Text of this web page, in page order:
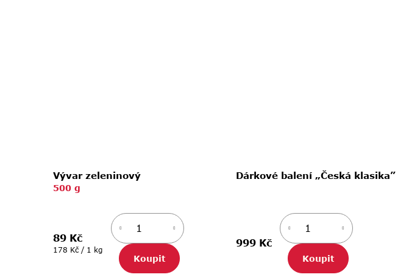
Vývar zeleninový
500 g
89 Kč
Měrná
178 Kč / 1 kg
Koupit
Dárkové balení „Česká klasika”
999 Kč
Koupit